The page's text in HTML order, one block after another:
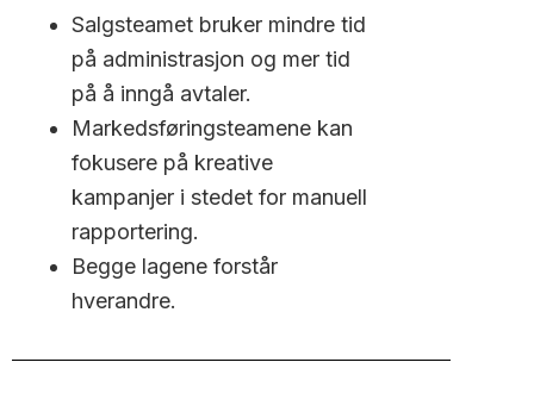
Salgsteamet bruker mindre tid
på administrasjon og mer tid
på å inngå avtaler.
Markedsføringsteamene kan
fokusere på kreative
kampanjer i stedet for manuell
rapportering.
Begge lagene forstår
hverandre.